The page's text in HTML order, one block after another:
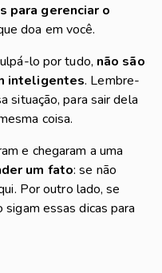
para gerenciar o
doa em você.
lo por tudo, não são
inteligentes. Lembre-
situação, para sair dela
coisa.
e chegaram a uma
um fato: se não
Por outro lado, se
essas dicas para